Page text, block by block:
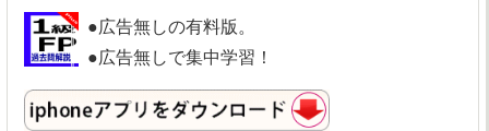
●広告無しの有料版。
●広告無しで集中学習！